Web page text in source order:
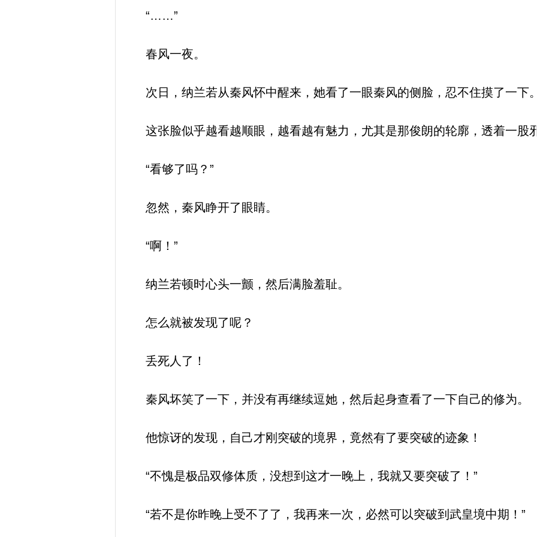
“……”
春风一夜。
次日，纳兰若从秦风怀中醒来，她看了一眼秦风的侧脸，忍不住摸了一下。
这张脸似乎越看越顺眼，越看越有魅力，尤其是那俊朗的轮廓，透着一股
“看够了吗？”
忽然，秦风睁开了眼睛。
“啊！”
纳兰若顿时心头一颤，然后满脸羞耻。
怎么就被发现了呢？
丢死人了！
秦风坏笑了一下，并没有再继续逗她，然后起身查看了一下自己的修为。
他惊讶的发现，自己才刚突破的境界，竟然有了要突破的迹象！
“不愧是极品双修体质，没想到这才一晚上，我就又要突破了！”
“若不是你昨晚上受不了了，我再来一次，必然可以突破到武皇境中期！”